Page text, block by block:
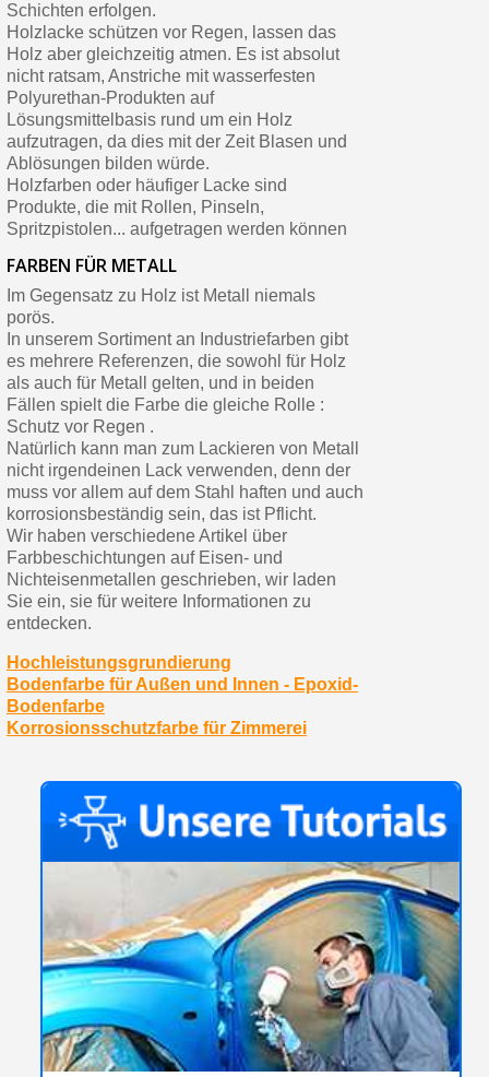
Schichten erfolgen.
Holzlacke schützen vor Regen, lassen das
Holz aber gleichzeitig atmen. Es ist absolut
nicht ratsam, Anstriche mit wasserfesten
Polyurethan-Produkten auf
Lösungsmittelbasis rund um ein Holz
aufzutragen, da dies mit der Zeit Blasen und
Ablösungen bilden würde.
Holzfarben oder häufiger Lacke sind
Produkte, die mit Rollen, Pinseln,
Spritzpistolen... aufgetragen werden können
FARBEN FÜR METALL
Im Gegensatz zu Holz ist Metall niemals
porös.
In unserem Sortiment an Industriefarben gibt
es mehrere Referenzen, die sowohl für Holz
als auch für Metall gelten, und in beiden
Fällen spielt die Farbe die gleiche Rolle :
Schutz vor Regen .
Natürlich kann man zum Lackieren von Metall
nicht irgendeinen Lack verwenden, denn der
muss vor allem auf dem Stahl haften und auch
korrosionsbeständig sein, das ist Pflicht.
Wir haben verschiedene Artikel über
Farbbeschichtungen auf Eisen- und
Nichteisenmetallen geschrieben, wir laden
Sie ein, sie für weitere Informationen zu
entdecken.
Hochleistungsgrundierung
Bodenfarbe für Außen und Innen - Epoxid-
Bodenfarbe
Korrosionsschutzfarbe für Zimmerei